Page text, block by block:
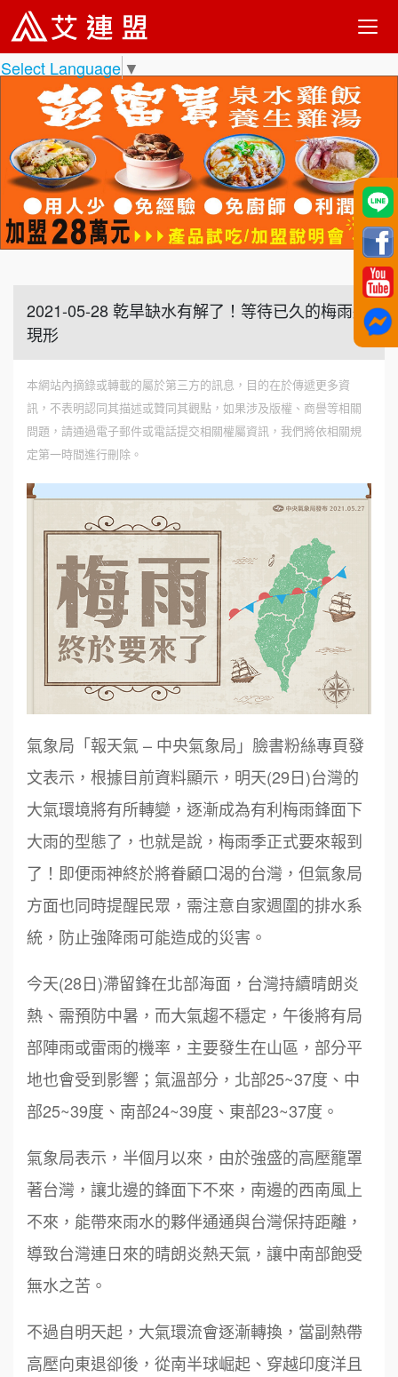
Select Language ▼
2021-05-28 乾旱缺水有解了！等待已久的梅雨將
現形
本網站內摘錄或轉載的屬於第三方的訊息，目的在於傳遞更多資
訊，不表明認同其描述或贊同其觀點，如果涉及版權、商譽等相關
問題，請通過電子郵件或電話提交相關權屬資訊，我們將依相關規
定第一時間進行刪除。
氣象局「報天氣 – 中央氣象局」臉書粉絲專頁發
文表示，根據目前資料顯示，明天(29日)台灣的
大氣環境將有所轉變，逐漸成為有利梅雨鋒面下
大雨的型態了，也就是說，梅雨季正式要來報到
了！即便雨神終於將眷顧口渴的台灣，但氣象局
方面也同時提醒民眾，需注意自家週圍的排水系
統，防止強降雨可能造成的災害。
今天(28日)滯留鋒在北部海面，台灣持續晴朗炎
熱、需預防中暑，而大氣趨不穩定，午後將有局
部陣雨或雷雨的機率，主要發生在山區，部分平
地也會受到影響；氣溫部分，北部25~37度、中
部25~39度、南部24~39度、東部23~37度。
氣象局表示，半個月以來，由於強盛的高壓籠罩
著台灣，讓北邊的鋒面下不來，南邊的西南風上
不來，能帶來雨水的夥伴通通與台灣保持距離，
導致台灣連日來的晴朗炎熱天氣，讓中南部飽受
無水之苦。
不過自明天起，大氣環流會逐漸轉換，當副熱帶
高壓向東退卻後，從南半球崛起、穿越印度洋且